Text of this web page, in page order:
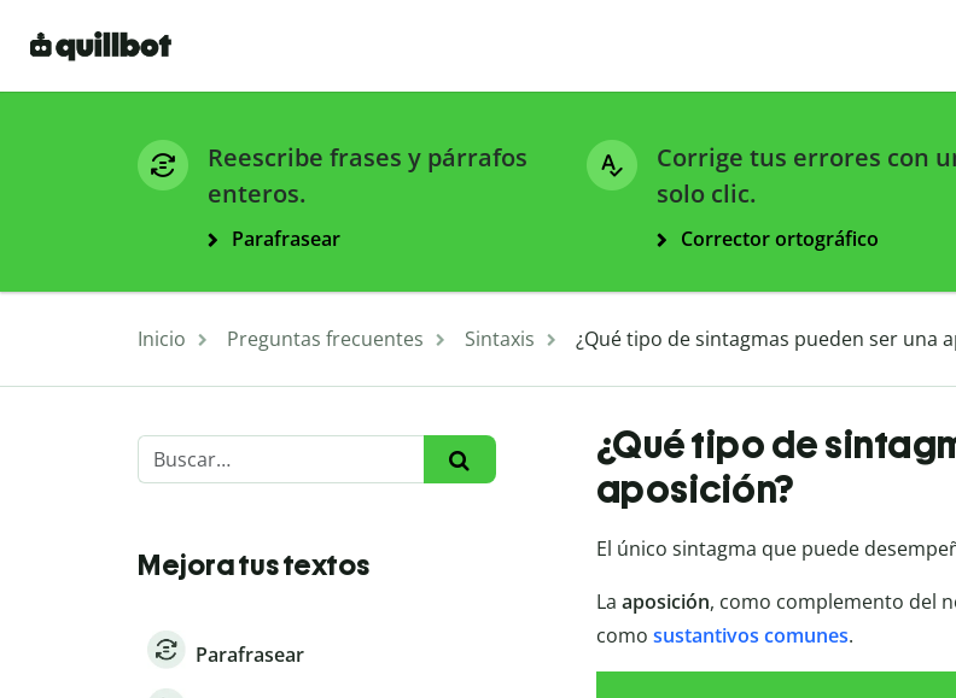
Reescribe frases y párrafos
enteros.
Parafrasear
Corrige tus errores con
solo clic.
Corrector ortográfico
Inicio Preguntas frecuentes Sintaxis ¿Qué tipo de sintagmas pueden ser una
Mejora tus textos
Parafrasear
¿Qué tipo de
aposición?
El único sintagma que puede
La aposición, como complemento del
como sustantivos comunes.